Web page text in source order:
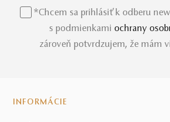
*Chcem sa prihlásiť k odberu
s podmienkami ochrany
zároveň potvrdzujem, že mám
INFORMÁCIE